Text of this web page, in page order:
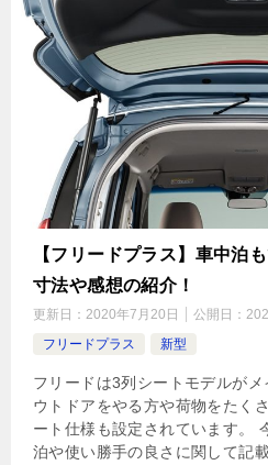
【フリードプラス】車中泊
寸法や感想の紹介！
更新日： 2020年7月20日 公開日：
フリードプラス
新型
フリードは3列シートモデルが
ウトドアをやる方や荷物をたく
ート仕様も設定されています。
泊や使い勝手の良さに関して記